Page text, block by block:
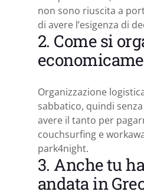
non sono riuscita a
di avere l’esigenza di
2. Come si
Organizzazione
sabbatico, quindi
avere il tanto per
couchsurfing e
park4night.
3. Anche tu
andata in